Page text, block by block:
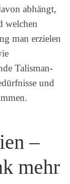
abhängt,
welchen
man erzielen
Talisman-
und
–
mehr